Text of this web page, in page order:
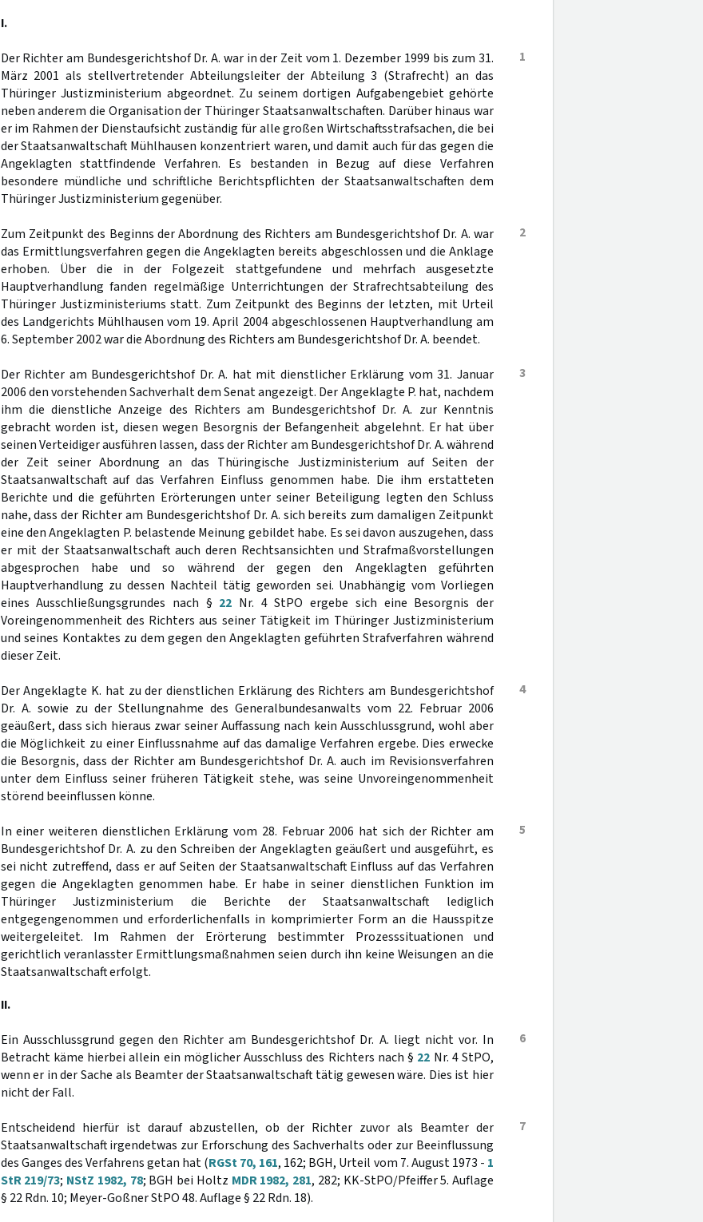
I.
1
Der Richter am Bundesgerichtshof Dr. A. war in der Zeit vom 1. Dezember 1999 bis zum 31.
März 2001 als stellvertretender Abteilungsleiter der Abteilung 3 (Strafrecht) an das
Thüringer Justizministerium abgeordnet. Zu seinem dortigen Aufgabengebiet gehörte
neben anderem die Organisation der Thüringer Staatsanwaltschaften. Darüber hinaus war
er im Rahmen der Dienstaufsicht zuständig für alle großen Wirtschaftsstrafsachen, die bei
der Staatsanwaltschaft Mühlhausen konzentriert waren, und damit auch für das gegen die
Angeklagten stattfindende Verfahren. Es bestanden in Bezug auf diese Verfahren
besondere mündliche und schriftliche Berichtspflichten der Staatsanwaltschaften dem
Thüringer Justizministerium gegenüber.
2
Zum Zeitpunkt des Beginns der Abordnung des Richters am Bundesgerichtshof Dr. A. war
das Ermittlungsverfahren gegen die Angeklagten bereits abgeschlossen und die Anklage
erhoben. Über die in der Folgezeit stattgefundene und mehrfach ausgesetzte
Hauptverhandlung fanden regelmäßige Unterrichtungen der Strafrechtsabteilung des
Thüringer Justizministeriums statt. Zum Zeitpunkt des Beginns der letzten, mit Urteil
des Landgerichts Mühlhausen vom 19. April 2004 abgeschlossenen Hauptverhandlung am
6. September 2002 war die Abordnung des Richters am Bundesgerichtshof Dr. A. beendet.
3
Der Richter am Bundesgerichtshof Dr. A. hat mit dienstlicher Erklärung vom 31. Januar
2006 den vorstehenden Sachverhalt dem Senat angezeigt. Der Angeklagte P. hat, nachdem
ihm die dienstliche Anzeige des Richters am Bundesgerichtshof Dr. A. zur Kenntnis
gebracht worden ist, diesen wegen Besorgnis der Befangenheit abgelehnt. Er hat über
seinen Verteidiger ausführen lassen, dass der Richter am Bundesgerichtshof Dr. A. während
der Zeit seiner Abordnung an das Thüringische Justizministerium auf Seiten der
Staatsanwaltschaft auf das Verfahren Einfluss genommen habe. Die ihm erstatteten
Berichte und die geführten Erörterungen unter seiner Beteiligung legten den Schluss
nahe, dass der Richter am Bundesgerichtshof Dr. A. sich bereits zum damaligen Zeitpunkt
eine den Angeklagten P. belastende Meinung gebildet habe. Es sei davon auszugehen, dass
er mit der Staatsanwaltschaft auch deren Rechtsansichten und Strafmaßvorstellungen
abgesprochen habe und so während der gegen den Angeklagten geführten
Hauptverhandlung zu dessen Nachteil tätig geworden sei. Unabhängig vom Vorliegen
eines Ausschließungsgrundes nach § 22 Nr. 4 StPO ergebe sich eine Besorgnis der
Voreingenommenheit des Richters aus seiner Tätigkeit im Thüringer Justizministerium
und seines Kontaktes zu dem gegen den Angeklagten geführten Strafverfahren während
dieser Zeit.
4
Der Angeklagte K. hat zu der dienstlichen Erklärung des Richters am Bundesgerichtshof
Dr. A. sowie zu der Stellungnahme des Generalbundesanwalts vom 22. Februar 2006
geäußert, dass sich hieraus zwar seiner Auffassung nach kein Ausschlussgrund, wohl aber
die Möglichkeit zu einer Einflussnahme auf das damalige Verfahren ergebe. Dies erwecke
die Besorgnis, dass der Richter am Bundesgerichtshof Dr. A. auch im Revisionsverfahren
unter dem Einfluss seiner früheren Tätigkeit stehe, was seine Unvoreingenommenheit
störend beeinflussen könne.
5
In einer weiteren dienstlichen Erklärung vom 28. Februar 2006 hat sich der Richter am
Bundesgerichtshof Dr. A. zu den Schreiben der Angeklagten geäußert und ausgeführt, es
sei nicht zutreffend, dass er auf Seiten der Staatsanwaltschaft Einfluss auf das Verfahren
gegen die Angeklagten genommen habe. Er habe in seiner dienstlichen Funktion im
Thüringer Justizministerium die Berichte der Staatsanwaltschaft lediglich
entgegengenommen und erforderlichenfalls in komprimierter Form an die Hausspitze
weitergeleitet. Im Rahmen der Erörterung bestimmter Prozesssituationen und
gerichtlich veranlasster Ermittlungsmaßnahmen seien durch ihn keine Weisungen an die
Staatsanwaltschaft erfolgt.
II.
6
Ein Ausschlussgrund gegen den Richter am Bundesgerichtshof Dr. A. liegt nicht vor. In
Betracht käme hierbei allein ein möglicher Ausschluss des Richters nach § 22 Nr. 4 StPO,
wenn er in der Sache als Beamter der Staatsanwaltschaft tätig gewesen wäre. Dies ist hier
nicht der Fall.
7
Entscheidend hierfür ist darauf abzustellen, ob der Richter zuvor als Beamter der
Staatsanwaltschaft irgendetwas zur Erforschung des Sachverhalts oder zur Beeinflussung
des Ganges des Verfahrens getan hat (RGSt 70, 161, 162; BGH, Urteil vom 7. August 1973 - 1
StR 219/73; NStZ 1982, 78; BGH bei Holtz MDR 1982, 281, 282; KK-StPO/Pfeiffer 5. Auflage
§ 22 Rdn. 10; Meyer-Goßner StPO 48. Auflage § 22 Rdn. 18).